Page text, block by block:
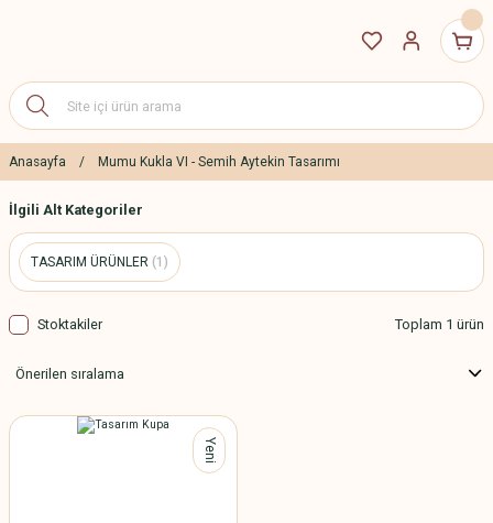
Anasayfa Mumu Kukla VI - Semih Aytekin Tasarımı
İlgili Alt Kategoriler
TASARIM ÜRÜNLER (1)
Stoktakiler Toplam 1 ürün
Yeni